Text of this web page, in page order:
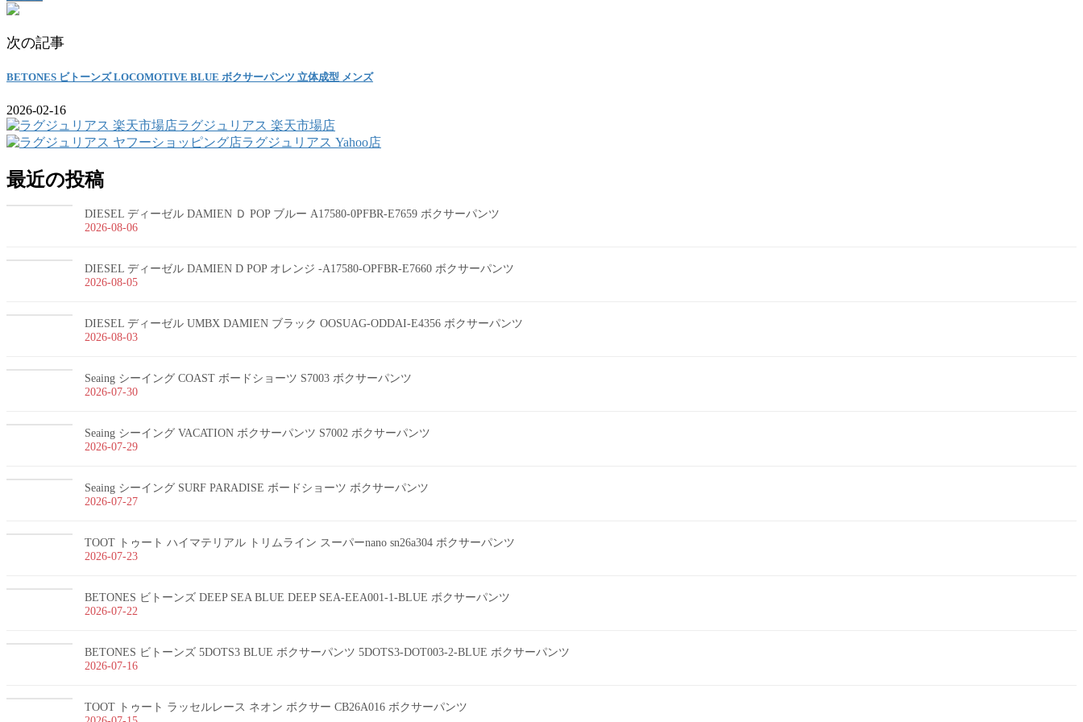
次の記事
BETONES ビトーンズ LOCOMOTIVE BLUE ボクサーパンツ 立体成型 メンズ
2026-02-16
ラグジュリアス 楽天市場店
ラグジュリアス Yahoo店
最近の投稿
DIESEL ディーゼル DAMIEN Ｄ POP ブルー A17580-0PFBR-E7659 ボクサーパンツ
2026-08-06
DIESEL ディーゼル DAMIEN D POP オレンジ -A17580-OPFBR-E7660 ボクサーパンツ
2026-08-05
DIESEL ディーゼル UMBX DAMIEN ブラック OOSUAG-ODDAI-E4356 ボクサーパンツ
2026-08-03
Seaing シーイング COAST ボードショーツ S7003 ボクサーパンツ
2026-07-30
Seaing シーイング VACATION ボクサーパンツ S7002 ボクサーパンツ
2026-07-29
Seaing シーイング SURF PARADISE ボードショーツ ボクサーパンツ
2026-07-27
TOOT トゥート ハイマテリアル トリムライン スーパーnano sn26a304 ボクサーパンツ
2026-07-23
BETONES ビトーンズ DEEP SEA BLUE DEEP SEA-EEA001-1-BLUE ボクサーパンツ
2026-07-22
BETONES ビトーンズ 5DOTS3 BLUE ボクサーパンツ 5DOTS3-DOT003-2-BLUE ボクサーパンツ
2026-07-16
TOOT トゥート ラッセルレース ネオン ボクサー CB26A016 ボクサーパンツ